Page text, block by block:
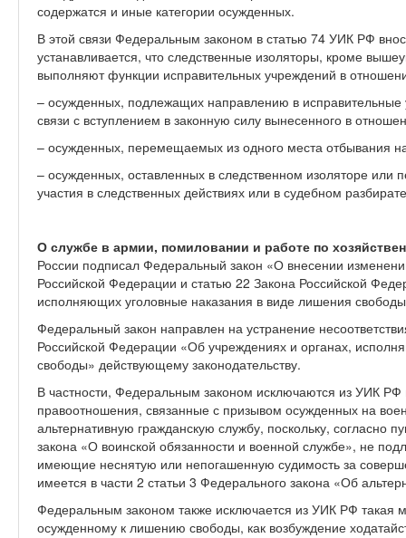
содержатся и иные категории осужденных.
В этой связи Федеральным законом в статью 74 УИК РФ
устанавливается, что следственные изоляторы, кроме
выполняют функции исправительных учреждений в
– осужденных, подлежащих направлению в исправительные
связи с вступлением в законную силу вынесенного в
– осужденных, перемещаемых из одного места отбывания
– осужденных, оставленных в следственном изоляторе или
участия в следственных действиях или в судебном
О службе в армии, помиловании и работе по
России подписал Федеральный закон «О внесении
Российской Федерации и статью 22 Закона Российской
исполняющих уголовные наказания в виде лишения
Федеральный закон направлен на устранение
Российской Федерации «Об учреждениях и органах,
свободы» действующему законодательству.
В частности, Федеральным законом исключаются из УИК
правоотношения, связанные с призывом осужденных на
альтернативную гражданскую службу, поскольку, согласно
закона «О воинской обязанности и военной службе», не
имеющие неснятую или непогашенную судимость за
имеется в части 2 статьи 3 Федерального закона «Об
Федеральным законом также исключается из УИК РФ
осужденному к лишению свободы, как возбуждение